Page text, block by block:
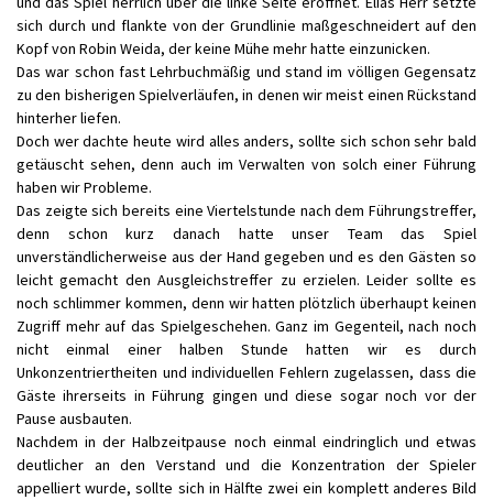
sich durch und flankte von der Grundlinie maßgeschneidert auf den
Kopf von Robin Weida, der keine Mühe mehr hatte einzunicken.
Das war schon fast Lehrbuchmäßig und stand im völligen Gegensatz
zu den bisherigen Spielverläufen, in denen wir meist einen Rückstand
hinterher liefen.
Doch wer dachte heute wird alles anders, sollte sich schon sehr bald
getäuscht sehen, denn auch im Verwalten von solch einer Führung
haben wir Probleme.
Das zeigte sich bereits eine Viertelstunde nach dem Führungstreffer,
denn schon kurz danach hatte unser Team das Spiel
unverständlicherweise aus der Hand gegeben und es den Gästen so
leicht gemacht den Ausgleichstreffer zu erzielen. Leider sollte es
noch schlimmer kommen, denn wir hatten plötzlich überhaupt keinen
Zugriff mehr auf das Spielgeschehen. Ganz im Gegenteil, nach noch
nicht einmal einer halben Stunde hatten wir es durch
Unkonzentriertheiten und individuellen Fehlern zugelassen, dass die
Gäste ihrerseits in Führung gingen und diese sogar noch vor der
Pause ausbauten.
Nachdem in der Halbzeitpause noch einmal eindringlich und etwas
deutlicher an den Verstand und die Konzentration der Spieler
appelliert wurde, sollte sich in Hälfte zwei ein komplett anderes Bild